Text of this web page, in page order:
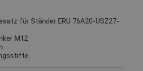
für Ständer ERU 76A20-USZ27-
M12